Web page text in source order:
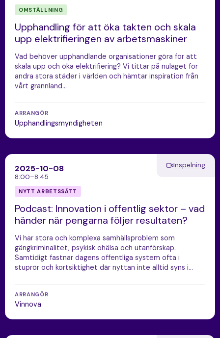
OMSTÄLLNING
Upphandling för att öka takten och skala
upp elektrifieringen av arbetsmaskiner
Vad behöver upphandlande organisationer göra för att
skala upp och öka elektrifiering? Vi tittar på nuläget för
andra stora städer i världen och hämtar inspiration från
vårt grannland…
ARRANGÖR
Upphandlingsmyndigheten
2025-10-08
8:00–8:45
Inspelning
NYTT ARBETSSÄTT
Podcast: Innovation i offentlig sektor – vad
händer när pengarna följer resultaten?
Vi har stora och komplexa samhällsproblem som
gängkriminalitet, psykisk ohälsa och utanförskap.
Samtidigt fastnar dagens offentliga system ofta i
stuprör och kortsiktighet där nyttan inte alltid syns i…
ARRANGÖR
Vinnova